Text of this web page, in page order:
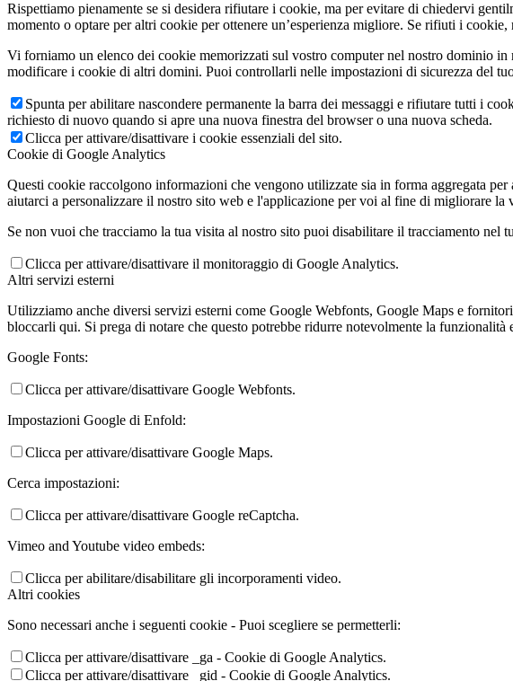
Rispettiamo pienamente se si desidera rifiutare i cookie, ma per evitare di chiedervi
momento o optare per altri cookie per ottenere un’esperienza migliore. Se rifiuti i
Vi forniamo un elenco dei cookie memorizzati sul vostro computer nel nostro dominio
modificare i cookie di altri domini. Puoi controllarli nelle impostazioni di sicurezza del
Spunta per abilitare nascondere permanente la barra dei messaggi e rifiutare tutti i
richiesto di nuovo quando si apre una nuova finestra del browser o una nuova scheda.
Clicca per attivare/disattivare i cookie essenziali del sito.
Cookie di Google Analytics
Questi cookie raccolgono informazioni che vengono utilizzate sia in forma aggregata
aiutarci a personalizzare il nostro sito web e l'applicazione per voi al fine di migliorare la
Se non vuoi che tracciamo la tua visita al nostro sito puoi disabilitare il tracciamento nel
Clicca per attivare/disattivare il monitoraggio di Google Analytics.
Altri servizi esterni
Utilizziamo anche diversi servizi esterni come Google Webfonts, Google Maps e
bloccarli qui. Si prega di notare che questo potrebbe ridurre notevolmente la
Google Fonts:
Clicca per attivare/disattivare Google Webfonts.
Impostazioni Google di Enfold:
Clicca per attivare/disattivare Google Maps.
Cerca impostazioni:
Clicca per attivare/disattivare Google reCaptcha.
Vimeo and Youtube video embeds:
Clicca per abilitare/disabilitare gli incorporamenti video.
Altri cookies
Sono necessari anche i seguenti cookie - Puoi scegliere se permetterli:
Clicca per attivare/disattivare _ga - Cookie di Google Analytics.
Clicca per attivare/disattivare _gid - Cookie di Google Analytics.